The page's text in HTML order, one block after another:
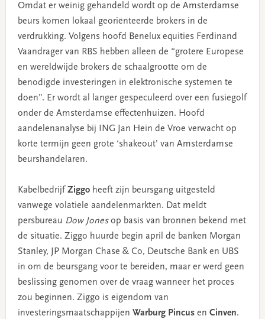
Omdat er weinig gehandeld wordt op de Amsterdamse
beurs komen lokaal georiënteerde brokers in de
verdrukking. Volgens hoofd Benelux equities Ferdinand
Vaandrager van RBS hebben alleen de “grotere Europese
en wereldwijde brokers de schaalgrootte om de
benodigde investeringen in elektronische systemen te
doen”. Er wordt al langer gespeculeerd over een fusiegolf
onder de Amsterdamse effectenhuizen. Hoofd
aandelenanalyse bij ING Jan Hein de Vroe verwacht op
korte termijn geen grote ‘shakeout’ van Amsterdamse
beurshandelaren.
Kabelbedrijf Ziggoheeft zijn beursgang uitgesteld
vanwege volatiele aandelenmarkten. Dat meldt
persbureau Dow Jonesop basis van bronnen bekend met
de situatie. Ziggo huurde begin april de banken Morgan
Stanley, JP Morgan Chase & Co, Deutsche Bank en UBS
in om de beursgang voor te bereiden, maar er werd geen
beslissing genomen over de vraag wanneer het proces
zou beginnen. Ziggo is eigendom van
investeringsmaatschappijen Warburg Pincusen Cinven.